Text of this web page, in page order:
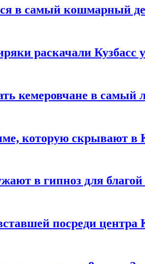
в самый кошмарный
раскачали Кузбасс
кемеровчане в самый
которую скрывают в
в гипноз для
посреди центра